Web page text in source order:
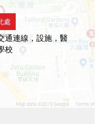
處
通連線，設施，醫
校